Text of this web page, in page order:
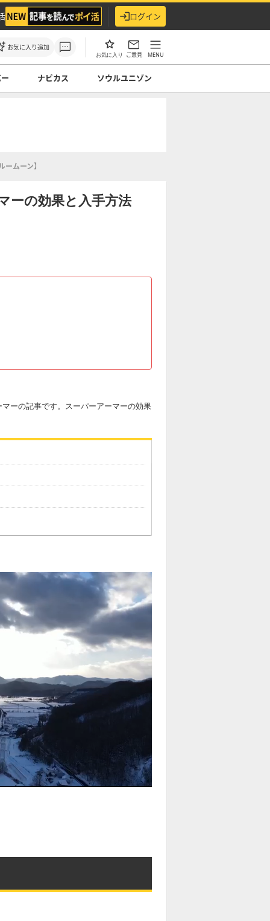
ログイン
お気に入り追加
お気に入り ご意見 MENU
ナビカス ソウルユニゾン
ムーン】
ーの効果と入手方法
ーの記事です。スーパーアーマーの効果